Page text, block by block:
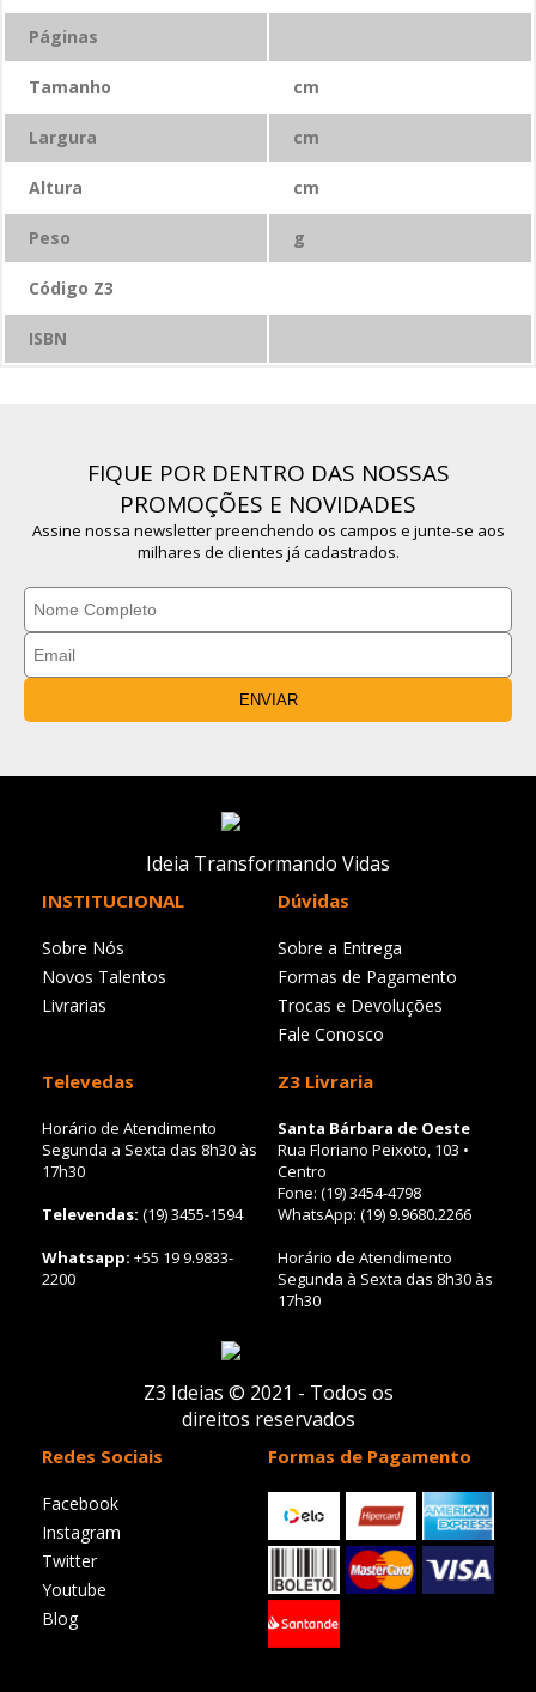
Páginas
Tamanho cm
Largura cm
Altura cm
Peso g
Código Z3
ISBN
FIQUE POR DENTRO DAS NOSSAS
PROMOÇÕES E NOVIDADES
Assine nossa newsletter preenchendo os campos e junte-se aos
milhares de clientes já cadastrados.
ENVIAR
Ideia Transformando Vidas
INSTITUCIONAL
Sobre Nós
Novos Talentos
Livrarias
Dúvidas
Sobre a Entrega
Formas de Pagamento
Trocas e Devoluções
Fale Conosco
Televedas
Horário de Atendimento
Segunda a Sexta das 8h30 às
17h30
Televendas: (19) 3455-1594
Whatsapp: +55 19 9.9833-
2200
Z3 Livraria
Santa Bárbara de Oeste
Rua Floriano Peixoto, 103 •
Centro
Fone: (19) 3454-4798
WhatsApp: (19) 9.9680.2266
Horário de Atendimento
Segunda à Sexta das 8h30 às
17h30
Z3 Ideias © 2021 - Todos os
direitos reservados
Redes Sociais
Facebook
Instagram
Twitter
Youtube
Blog
Formas de Pagamento